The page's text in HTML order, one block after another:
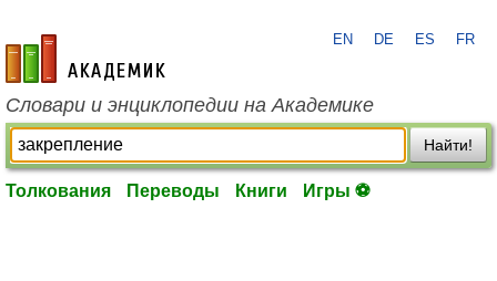
academic.ru
EN DE ES FR
Словари и энциклопедии на Академике
Найти!
Толкования Переводы Книги Игры ⚽